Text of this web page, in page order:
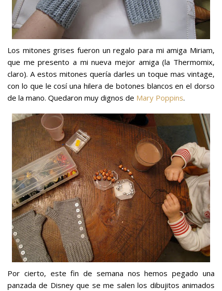
Los mitones grises fueron un regalo para mi amiga Miriam,
que me presento a mi nueva mejor amiga (la Thermomix,
claro). A estos mitones quería darles un toque mas vintage,
con lo que le cosí una hilera de botones blancos en el dorso
de la mano. Quedaron muy dignos de Mary Poppins.
Por cierto, este fin de semana nos hemos pegado una
panzada de Disney que se me salen los dibujitos animados